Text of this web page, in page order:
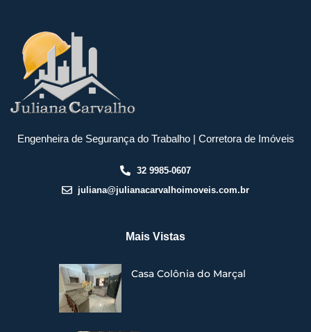
Engenheira de Segurança do Trabalho | Corretora de Imóveis
32 9985-0607
juliana@julianacarvalhoimoveis.com.br
Mais Vistas
Casa Colônia do Marçal